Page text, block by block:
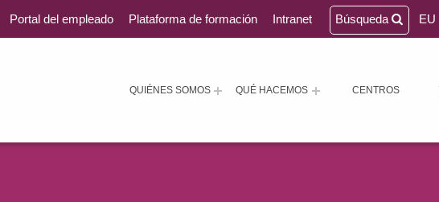
QUIÉNES SOMOS QUÉ HACEMOS CENTROS
Portal del empleado Plataforma de formación Intranet Búsqueda EU